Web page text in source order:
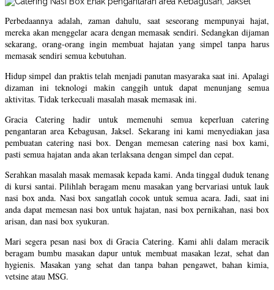
Perbedaannya adalah, zaman dahulu, saat seseorang mempunyai hajat,
mereka akan menggelar acara dengan memasak sendiri. Sedangkan dijaman
sekarang, orang-orang ingin membuat hajatan yang simpel tanpa harus
memasak sendiri semua kebutuhan.
Hidup simpel dan praktis telah menjadi panutan masyaraka saat ini. Apalagi
dizaman ini teknologi makin canggih untuk dapat menunjang semua
aktivitas. Tidak terkecuali masalah masak memasak ini.
Gracia Catering hadir untuk memenuhi semua keperluan catering
pengantaran area Kebagusan, Jaksel. Sekarang ini kami menyediakan jasa
pembuatan catering nasi box. Dengan memesan catering nasi box kami,
pasti semua hajatan anda akan terlaksana dengan simpel dan cepat.
Serahkan masalah masak memasak kepada kami. Anda tinggal duduk tenang
di kursi santai. Pilihlah beragam menu masakan yang bervariasi untuk lauk
nasi box anda. Nasi box sangatlah cocok untuk semua acara. Jadi, saat ini
anda dapat memesan nasi box untuk hajatan, nasi box pernikahan, nasi box
arisan, dan nasi box syukuran.
Mari segera pesan nasi box di Gracia Catering. Kami ahli dalam meracik
beragam bumbu masakan dapur untuk membuat masakan lezat, sehat dan
hygienis. Masakan yang sehat dan tanpa bahan pengawet, bahan kimia,
vetsine atau MSG.